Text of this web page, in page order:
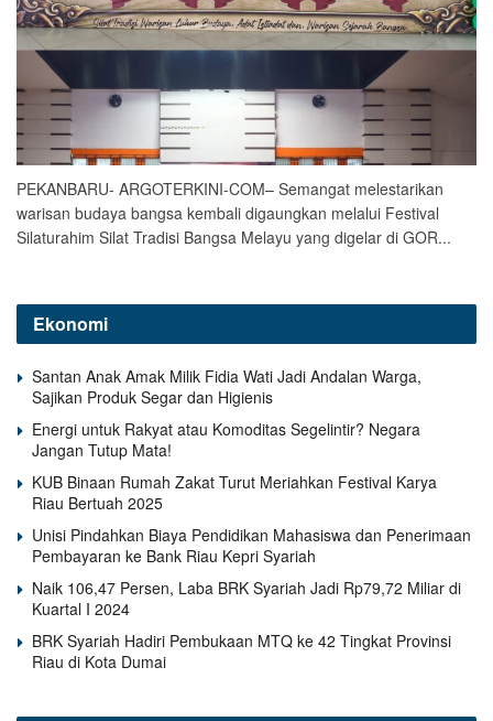
PEKANBARU- ARGOTERKINI-COM– Semangat melestarikan
warisan budaya bangsa kembali digaungkan melalui Festival
Silaturahim Silat Tradisi Bangsa Melayu yang digelar di GOR...
Ekonomi
Santan Anak Amak Milik Fidia Wati Jadi Andalan Warga,
Sajikan Produk Segar dan Higienis
Energi untuk Rakyat atau Komoditas Segelintir? Negara
Jangan Tutup Mata!
KUB Binaan Rumah Zakat Turut Meriahkan Festival Karya
Riau Bertuah 2025
Unisi Pindahkan Biaya Pendidikan Mahasiswa dan Penerimaan
Pembayaran ke Bank Riau Kepri Syariah
Naik 106,47 Persen, Laba BRK Syariah Jadi Rp79,72 Miliar di
Kuartal I 2024
BRK Syariah Hadiri Pembukaan MTQ ke 42 Tingkat Provinsi
Riau di Kota Dumai